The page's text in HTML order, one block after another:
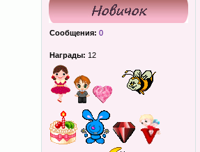
Сообщения: 0
Награды: 12